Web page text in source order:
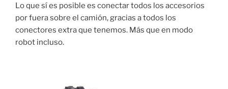
Lo que sí es posible es conectar todos los accesorios
por fuera sobre el camión, gracias a todos los
conectores extra que tenemos. Más que en modo
robot incluso.